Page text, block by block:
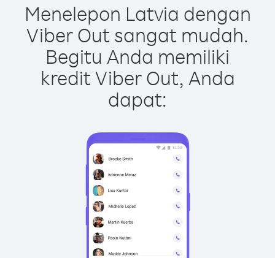
Menelepon Latvia dengan
Viber Out sangat mudah.
Begitu Anda memiliki
kredit Viber Out, Anda
dapat: